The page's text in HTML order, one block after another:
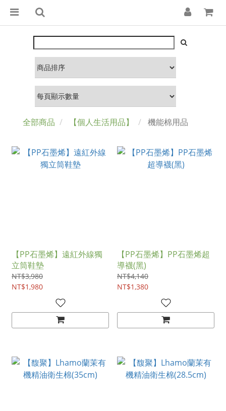
全部商品 【個人生活用品】 機能棉用品
【PP石墨烯】遠紅外線獨
立筒鞋墊
NT$3,980
NT$1,980
【PP石墨烯】PP石墨烯超
導襪(黑)
NT$4,140
NT$1,380